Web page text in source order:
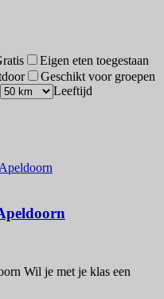
Eigen eten toegestaan
Geschikt voor groepen
Leeftijd
Wil je met je klas een